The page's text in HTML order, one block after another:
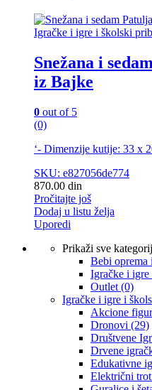
Igračke i igre i školski
Snežana i
iz Bajke
0 out of 5
(0)
‘- Dimenzije kutije: 33 x
SKU: e827056de774
870.00 din
Pročitajte još
Dodaj u listu želja
Uporedi
Prikaži sve
Bebi oprema
Igračke i
Outlet (0)
Igračke i igre i
Akcione
Dronovi (29)
Društvene
Drvene
Edukativne
Električni